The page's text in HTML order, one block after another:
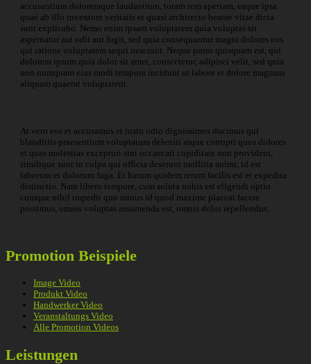
accusantium doloremque laudantium, totam rem aperiam, eaque ipsa
quae ab illo inventore veritatis et quasi architecto beatae vitae dicta
sunt explicabo. Nemo enim ipsam voluptatem quia voluptas sit
aspernatur aut odit aut fugit, sed quia consequuntur magni dolores eos
qui ratione voluptatem sequi nesciunt. Neque porro quisquam est, qui
dolorem ipsum quia dolor sit amet, consectetur, adipisci velit, sed quia
non numquam eius modi tempora incidunt ut labore et dolore magnam
aliquam quaerat voluptatem.
At vero eos et accusamus et iusto odio dignissimos ducimus qui
blanditiis praesentium voluptatum deleniti atque corrupti quos dolores
et quas molestias excepturi sint occaecati cupiditate non provident,
similique sunt in culpa qui officia deserunt mollitia animi, id est
laborum et dolorum fuga. Et harum quidem rerum facilis est et expedita
distinctio. Nam libero tempore, cum soluta nobis est eligendi optio
cumque nihil impedit quo minus id quod maxime placeat facere
possimus, omnis voluptas assumenda est, omnis dolor repellendus.
Promotion Beispiele
Image Video
Produkt Video
Handwerker Video
Veranstaltungs Video
Alle Promotion Videos
Leistungen